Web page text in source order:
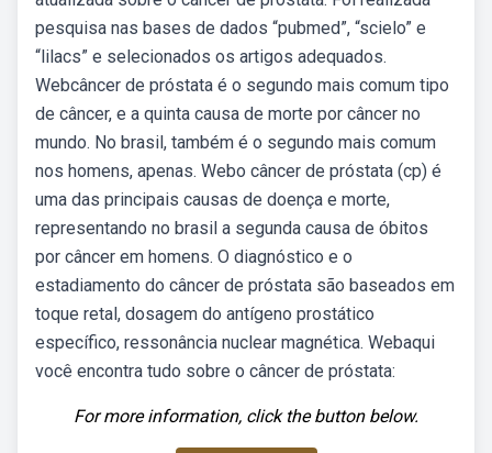
pesquisa nas bases de dados “pubmed”, “scielo” e
“lilacs” e selecionados os artigos adequados.
Webcâncer de próstata é o segundo mais comum tipo
de câncer, e a quinta causa de morte por câncer no
mundo. No brasil, também é o segundo mais comum
nos homens, apenas. Webo câncer de próstata (cp) é
uma das principais causas de doença e morte,
representando no brasil a segunda causa de óbitos
por câncer em homens. O diagnóstico e o
estadiamento do câncer de próstata são baseados em
toque retal, dosagem do antígeno prostático
específico, ressonância nuclear magnética. Webaqui
você encontra tudo sobre o câncer de próstata:
For more information, click the button below.